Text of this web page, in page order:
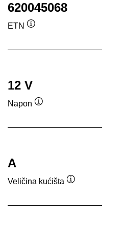
620045068
ETN
12 V
Napon
A
Veličina kućišta